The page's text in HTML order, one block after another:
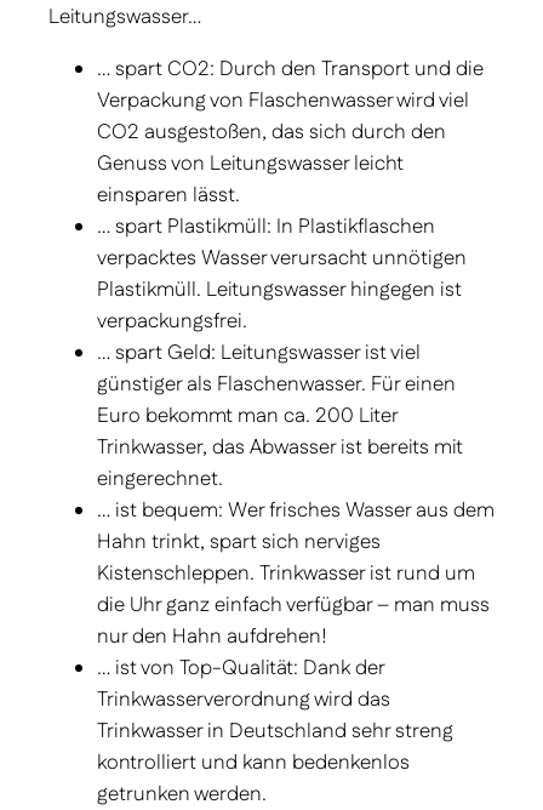
Leitungswasser…
… spart CO2: Durch den Transport und die
Verpackung von Flaschen­wasser wird viel
CO2 ausgestoßen, das sich durch den
Genuss von Leitungs­wasser leicht
einsparen lässt.
… spart Plastikmüll: In Plastikflaschen
verpacktes Wasser verursacht unnötigen
Plastikmüll. Leitungs­wasser hingegen ist
verpackungs­frei.
… spart Geld: Leitungswasser ist viel
günstiger als Flaschenwasser. Für einen
Euro bekommt man ca. 200 Liter
Trinkwasser, das Abwasser ist bereits mit
eingerechnet.
… ist bequem: Wer frisches Wasser aus dem
Hahn trinkt, spart sich nerviges
Kistenschleppen. Trinkwasser ist rund um
die Uhr ganz einfach verfügbar – man muss
nur den Hahn aufdrehen!
… ist von Top-Qualität: Dank der
Trinkwasserverordnung wird das
Trinkwasser in Deutschland sehr streng
kontrolliert und kann bedenkenlos
getrunken werden.